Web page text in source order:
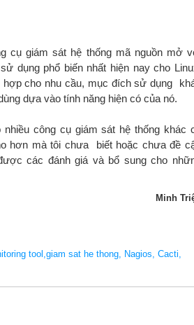
cụ giám sát hệ thống mã nguồn mở
dụng phổ biến nhất hiện nay cho
hợp cho nhu cầu, mục đích sử dụng
dựa vào tính năng hiện có của nó.
nhiều công cụ giám sát hệ thống khác
hơn mà tôi chưa biết hoặc chưa đề
các đánh giá và bổ sung cho
Minh
tool,giam sat he thong, Nagios, Cacti,